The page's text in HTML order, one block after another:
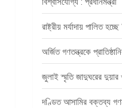
রাষ্ট্রীয় মর্যাদায় পালিত
অর্জিত গণতন্ত্রকে
জুলাই স্মৃতি জাদুঘরের
দণ্ডিত আসামির বক্তব্য